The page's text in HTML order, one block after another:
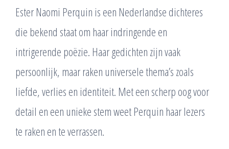
Ester Naomi Perquin is een Nederlandse dichteres
die bekend staat om haar indringende en
intrigerende poëzie. Haar gedichten zijn vaak
persoonlijk, maar raken universele thema’s zoals
liefde, verlies en identiteit. Met een scherp oog voor
detail en een unieke stem weet Perquin haar lezers
te raken en te verrassen.